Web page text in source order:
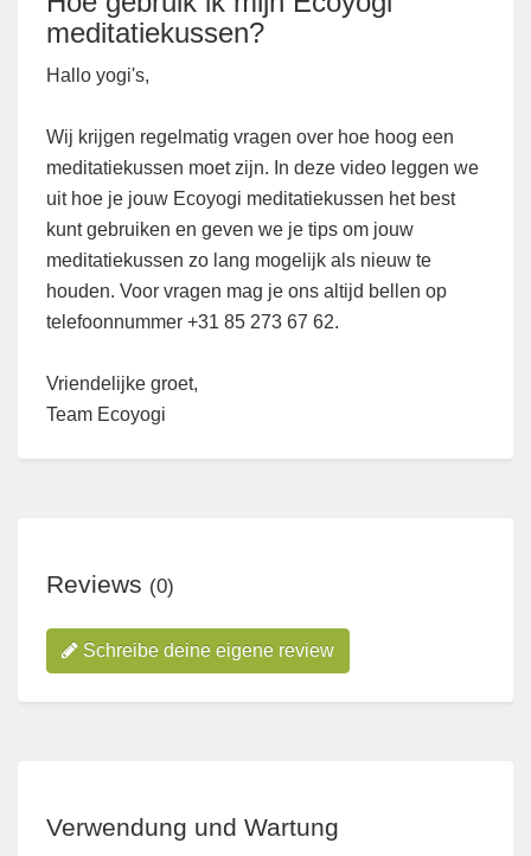
meditatiekussen?
Hallo yogi's,
Wij krijgen regelmatig vragen over hoe hoog een
meditatiekussen moet zijn. In deze video leggen we
uit hoe je jouw Ecoyogi meditatiekussen het best
kunt gebruiken en geven we je tips om jouw
meditatiekussen zo lang mogelijk als nieuw te
houden. Voor vragen mag je ons altijd bellen op
telefoonnummer +31 85 273 67 62.
Vriendelijke groet,
Team Ecoyogi
Reviews (0)
Schreibe deine eigene review
Verwendung und Wartung